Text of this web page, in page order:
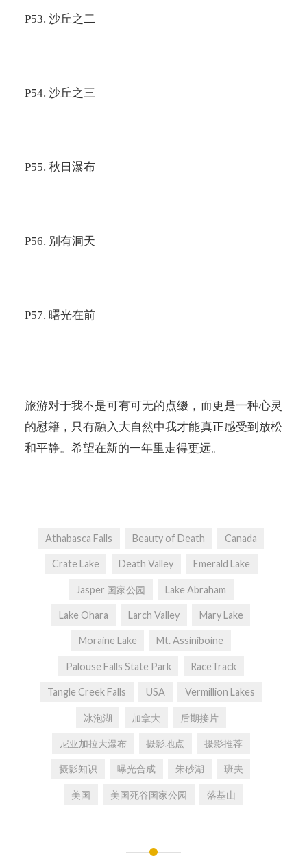
P53. 沙丘之二
P54. 沙丘之三
P55. 秋日瀑布
P56. 别有洞天
P57. 曙光在前
旅游对于我不是可有可无的点缀，而更是一种心灵
的慰籍，只有融入大自然中我才能真正感受到放松
和平静。希望在新的一年里走得更远。
Athabasca Falls Beauty of Death Canada
Crate Lake Death Valley Emerald Lake
Jasper 国家公园 Lake Abraham
Lake Ohara Larch Valley Mary Lake
Moraine Lake Mt. Assiniboine
Palouse Falls State Park RaceTrack
Tangle Creek Falls USA Vermillion Lakes
冰泡湖 加拿大 后期接片
尼亚加拉大瀑布 摄影地点 摄影推荐
摄影知识 曝光合成 朱砂湖 班夫
美国 美国死谷国家公园 落基山